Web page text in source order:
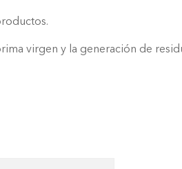
virgen y la generación de